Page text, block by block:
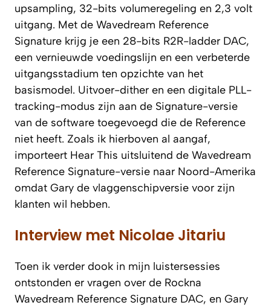
upsampling, 32-bits volumeregeling en 2,3 volt
uitgang. Met de Wavedream Reference
Signature krijg je een 28-bits R2R-ladder DAC,
een vernieuwde voedingslijn en een verbeterde
uitgangsstadium ten opzichte van het
basismodel. Uitvoer-dither en een digitale PLL-
tracking-modus zijn aan de Signature-versie
van de software toegevoegd die de Reference
niet heeft. Zoals ik hierboven al aangaf,
importeert Hear This uitsluitend de Wavedream
Reference Signature-versie naar Noord-Amerika
omdat Gary de vlaggenschipversie voor zijn
klanten wil hebben.
Interview met Nicolae Jitariu
Toen ik verder dook in mijn luistersessies
ontstonden er vragen over de Rockna
Wavedream Reference Signature DAC, en Gary